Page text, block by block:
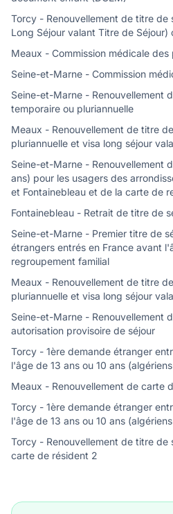
Torcy - Renouvellement de titre de
Long Séjour valant Titre de Séjour)
Meaux - Commission médicale
Seine-et-Marne - Commission
Seine-et-Marne - Renouvellement
temporaire ou pluriannuelle
Meaux - Renouvellement de titre
pluriannuelle et visa long séjour
Seine-et-Marne - Renouvellement
ans) pour les usagers des
et Fontainebleau et de la carte de
Fontainebleau - Retrait de titre de
Seine-et-Marne - Premier titre de
étrangers entrés en France avant
regroupement familial
Meaux - Renouvellement de titre
pluriannuelle et visa long séjour
Seine-et-Marne - Renouvellement
autorisation provisoire de séjour
Torcy - 1ère demande étranger
l'âge de 13 ans ou 10 ans
Meaux - Renouvellement de carte
Torcy - 1ère demande étranger
l'âge de 13 ans ou 10 ans
Torcy - Renouvellement de titre de
carte de résident 2